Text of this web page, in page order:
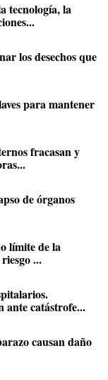
tecnología, la
los desechos que
para mantener
fracasan y
de órganos
límite de la
...
ante catástrofe...
causan daño